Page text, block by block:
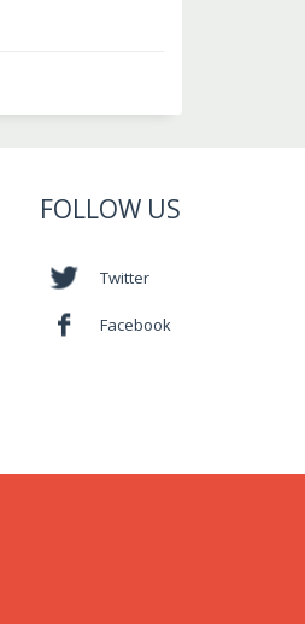
FOLLOW US
Twitter
Facebook